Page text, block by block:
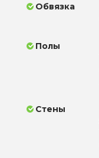
Обвязка
Полы
Стены